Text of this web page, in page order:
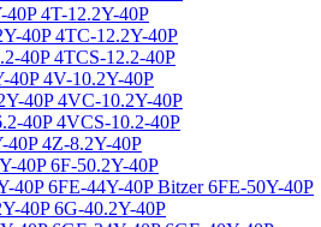
4T-12.2Y-40P
40P 4TC-12.2Y-40P
40P 4TCS-12.2-40P
40P 4V-10.2Y-40P
40P 4VC-10.2Y-40P
40P 4VCS-10.2-40P
40P 4Z-8.2Y-40P
40P 6F-50.2Y-40P
40P 6FE-44Y-40P Bitzer 6FE-50Y-40P
40P 6G-40.2Y-40P